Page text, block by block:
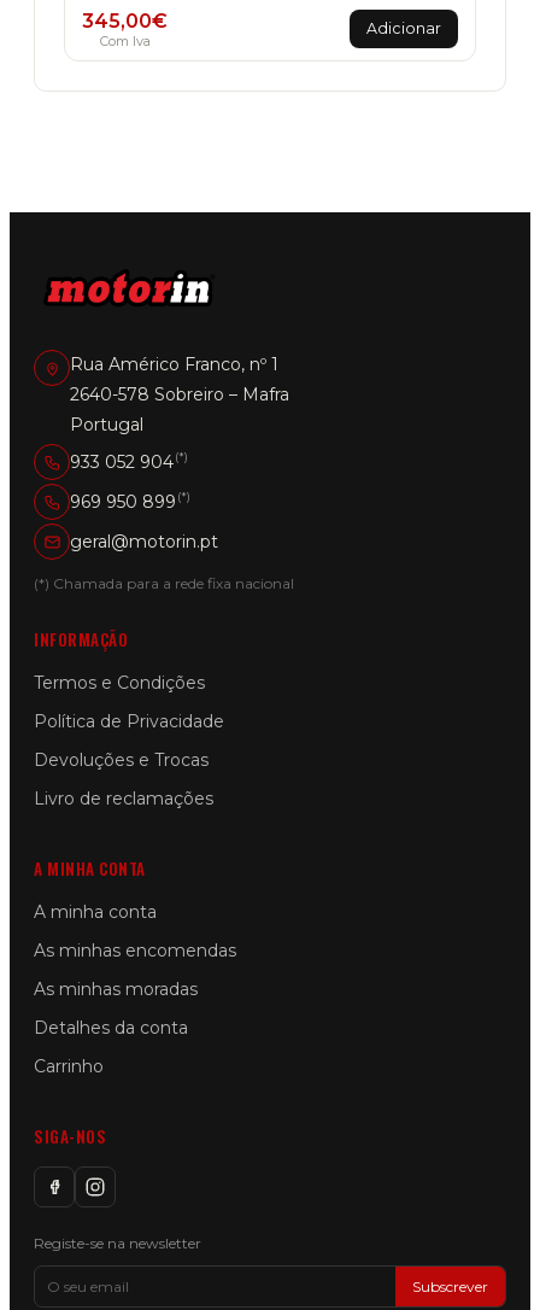
345,00€
Com Iva
Adicionar
Rua Américo Franco, nº 1
2640-578 Sobreiro – Mafra
Portugal
933 052 904(*)
969 950 899 (*)
geral@motorin.pt
(*) Chamada para a rede fixa nacional
INFORMAÇÃO
Termos e Condições
Política de Privacidade
Devoluções e Trocas
Livro de reclamações
A MINHA CONTA
A minha conta
As minhas encomendas
As minhas moradas
Detalhes da conta
Carrinho
SIGA-NOS
Registe-se na newsletter
Subscrever